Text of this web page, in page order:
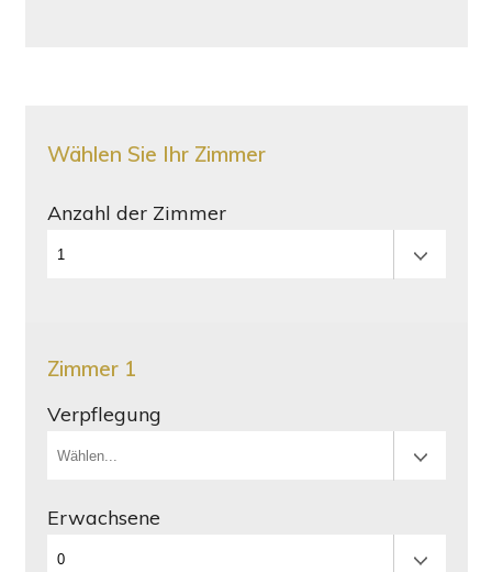
Wählen Sie Ihr Zimmer
Anzahl der Zimmer
Zimmer 1
Verpflegung
Erwachsene